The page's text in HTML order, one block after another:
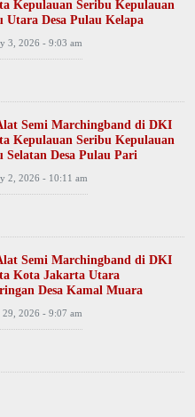
Kepulauan Seribu Kepulauan
Utara Desa Pulau Kelapa
3, 2026 - 9:03 am
Semi Marchingband di DKI
Kepulauan Seribu Kepulauan
Selatan Desa Pulau Pari
2, 2026 - 10:11 am
Semi Marchingband di DKI
Kota Jakarta Utara
Desa Kamal Muara
29, 2026 - 9:07 am